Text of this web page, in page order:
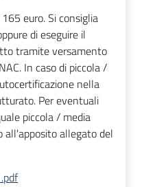
euro. Si consiglia
di eseguire il
tramite versamento
In caso di piccola /
nella
Per eventuali
piccola / media
all'apposito allegato del